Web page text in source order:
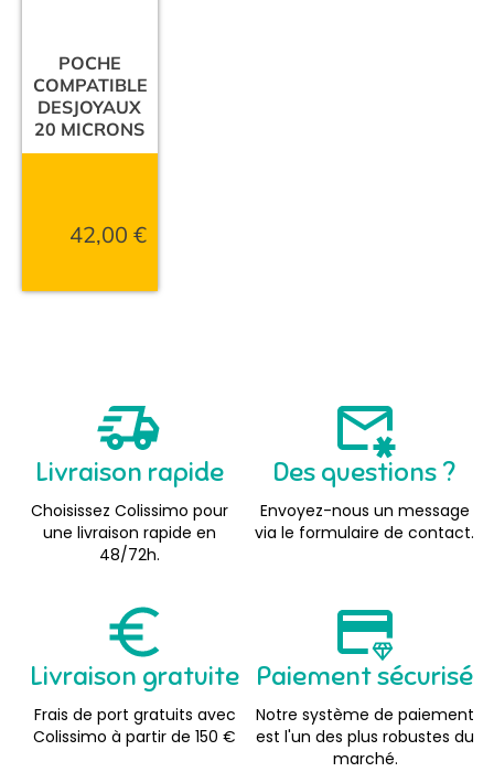
POCHE
COMPATIBLE
DESJOYAUX
20 MICRONS
42,00 €
Livraison rapide
Choisissez Colissimo pour
une livraison rapide en
48/72h.
Des questions ?
Envoyez-nous un message
via le formulaire de contact.
Livraison gratuite
Frais de port gratuits avec
Colissimo à partir de 150 €
Paiement sécurisé
Notre système de paiement
est l'un des plus robustes du
marché.